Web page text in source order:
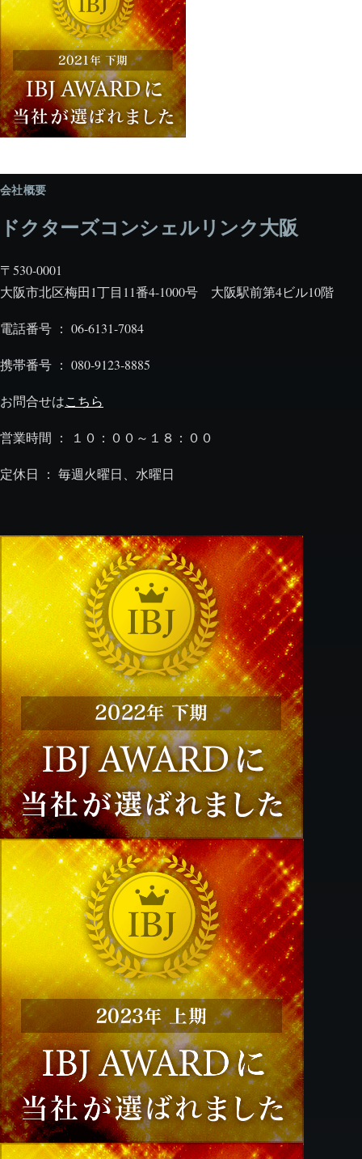
会社概要
ドクターズコンシェルリンク大阪
〒530-0001
大阪市北区梅田1丁目11番4-1000号 大阪駅前第4ビル10階
電話番号 ： 06-6131-7084
携帯番号 ： 080-9123-8885
お問合せはこちら
営業時間 ： １０：００～１８：００
定休日 ： 毎週火曜日、水曜日